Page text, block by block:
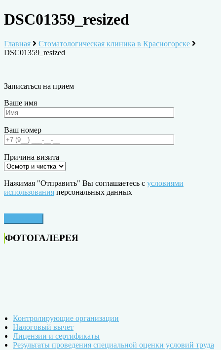
DSC01359_resized
Главная
Стоматологическая клиника в Красногорске
DSC01359_resized
Записаться на прием
Ваше имя
Ваш номер
Причина визита
Нажимая "Отправить" Вы соглашаетесь с условиями
использования персональных данных
ФОТОГАЛЕРЕЯ
Контролирующие организации
Налоговый вычет
Лицензии и сертификаты
Результаты проведения специальной оценки условий труда